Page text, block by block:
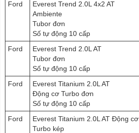
Ford
Everest Trend 2.0L 4x2 AT
Ambiente
Tubor đơn
Số tự động 10 cấp
Ford
Everest Trend 2.0L AT
Tubor đơn
Số tự động 10 cấp
Ford
Everest Titanium 2.0L AT
Động cơ Turbo đơn
Số tự động 10 cấp
Ford
Everest Titanium 2.0L AT Động cơ
Turbo kép